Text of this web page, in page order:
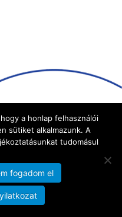
a honlap felhasználói
sütiket alkalmazunk. A
tudomásul
fogadom el